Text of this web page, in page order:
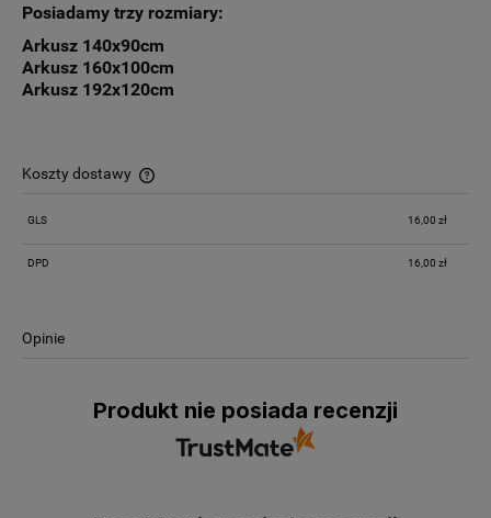
Posiadamy trzy rozmiary:
Arkusz 140x90cm
Arkusz 160x100cm
Arkusz 192x120cm
Koszty dostawy
Cena nie zawiera ewentualnych kosztów płatności
GLS 16,00 zł
DPD 16,00 zł
Opinie
Produkt nie posiada recenzji